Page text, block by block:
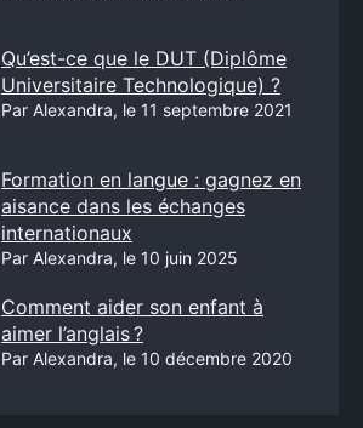
Qu’est-ce que le DUT (Diplôme
Universitaire Technologique) ?
Par Alexandra, le 11 septembre 2021
Formation en langue : gagnez en
aisance dans les échanges
internationaux
Par Alexandra, le 10 juin 2025
Comment aider son enfant à
aimer l’anglais ?
Par Alexandra, le 10 décembre 2020